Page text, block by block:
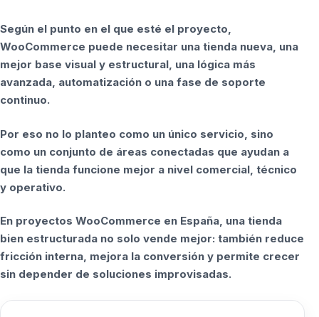
Según el punto en el que esté el proyecto,
WooCommerce puede necesitar una tienda nueva, una
mejor base visual y estructural, una lógica más
avanzada, automatización o una fase de soporte
continuo.
Por eso no lo planteo como un único servicio, sino
como un conjunto de áreas conectadas que ayudan a
que la tienda funcione mejor a nivel comercial, técnico
y operativo.
En proyectos WooCommerce en España, una tienda
bien estructurada no solo vende mejor: también reduce
fricción interna, mejora la conversión y permite crecer
sin depender de soluciones improvisadas.